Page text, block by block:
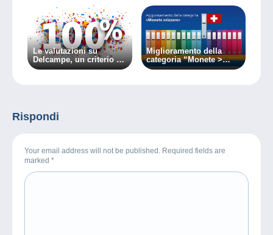
Le valutazioni su
Delcampe, un criterio di
fiducia
Miglioramento della
categoria “Monete >
Svizzera”.
Rispondi
Your email address will not be published. Required fields are
marked *